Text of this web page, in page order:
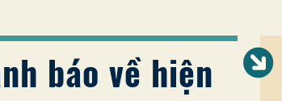
báo về hiện